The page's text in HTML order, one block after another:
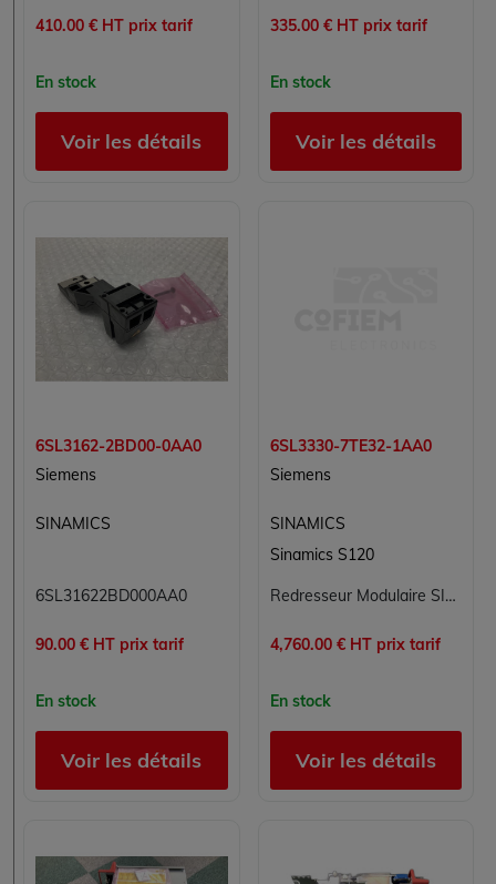
410.00 € HT prix tarif
En stock
Voir les détails
335.00 € HT prix tarif
En stock
Voir les détails
6SL3162-2BD00-0AA0
Siemens
SINAMICS
6SL31622BD000AA0
90.00 € HT prix tarif
En stock
Voir les détails
6SL3330-7TE32-1AA0
Siemens
SINAMICS
Sinamics S120
Redresseur Modulaire SINAMICS SIEMENS 6SL3330-7TE32-1AA0 pour Applications Industrielles
4,760.00 € HT prix tarif
En stock
Voir les détails